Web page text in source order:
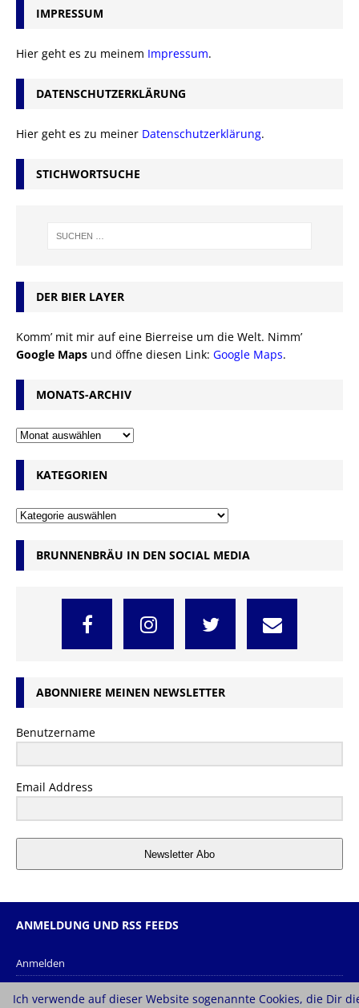
IMPRESSUM
Hier geht es zu meinem Impressum.
DATENSCHUTZERKLÄRUNG
Hier geht es zu meiner Datenschutzerklärung.
STICHWORTSUCHE
DER BIER LAYER
Komm’ mit mir auf eine Bierreise um die Welt. Nimm’
Google Maps und öffne diesen Link: Google Maps.
MONATS-ARCHIV
KATEGORIEN
BRUNNENBRÄU IN DEN SOCIAL MEDIA
ABONNIERE MEINEN NEWSLETTER
Benutzername
Email Address
Newsletter Abo
ANMELDUNG UND RSS FEEDS
Anmelden
Ich verwende auf dieser Website sogenannte Cookies, die Dir